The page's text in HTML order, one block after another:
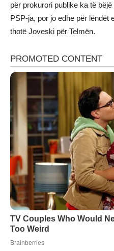
për prokurori publike ka të
PSP-ja, por jo edhe për lëndët
thotë Joveski për Telmën.